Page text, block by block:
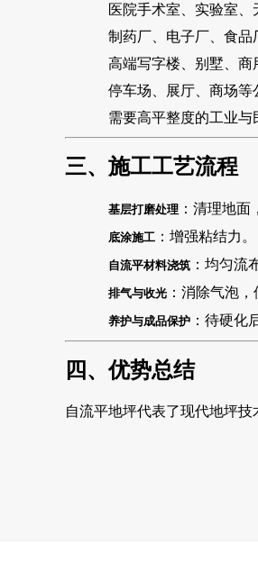
医院手术室、实验室、
制药厂、电子厂、食品
高端写字楼、别墅、商
停车场、展厅、商场等
需要高平整度的工业与
三、施工工艺流程
基层打磨处理 ：清理地面
底涂施工 ：增强粘结力。
自流平材料浇筑 ：均匀流
排气与收光 ：消除气泡，
养护与成品保护 ：待硬化
四、优势总结
自流平地坪代表了现代地坪